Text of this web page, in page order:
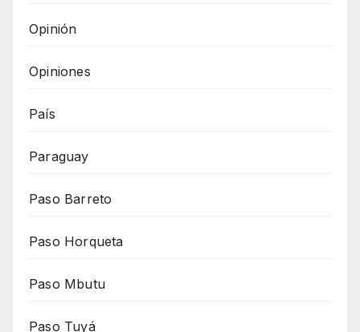
Opinión
Opiniones
País
Paraguay
Paso Barreto
Paso Horqueta
Paso Mbutu
Paso Tuyá